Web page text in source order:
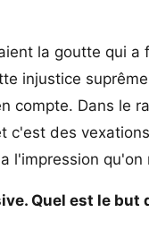
la goutte qui
injustice
compte. Dans le
c'est des
l'impression
Quel est le